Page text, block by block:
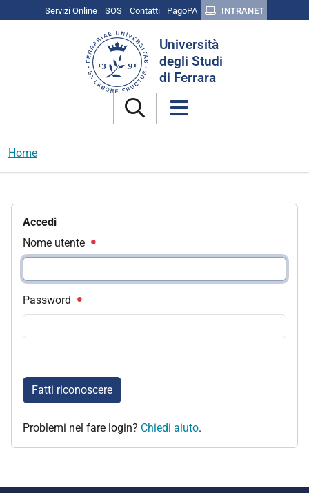
Servizi Online SOS Contatti PagoPA INTRANET
Università
degli Studi
di Ferrara
Home
Accedi
Nome utente
Password
Fatti riconoscere
Problemi nel fare login? Chiedi aiuto.